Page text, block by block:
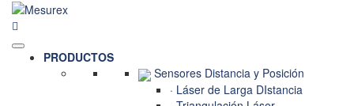
Saltar
contenido
PRODUCTOS
Sensores Distancia y Posición
· Láser de Larga DIstancia